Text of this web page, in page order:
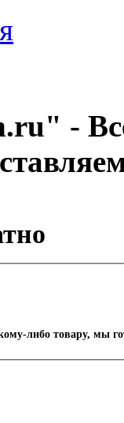
-
либо товару, мы